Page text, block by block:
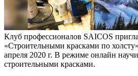
Клуб профессионалов SAICOS
«Строительными красками по
апреля 2020 г. В режиме онлайн
строительными красками.